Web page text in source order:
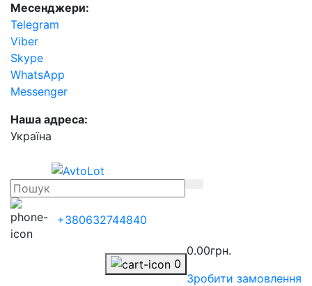
Месенджери:
Telegram
Viber
Skype
WhatsApp
Messenger
Наша адреса:
Українa
+380632744840
0
0.00грн.
Зробити замовлення